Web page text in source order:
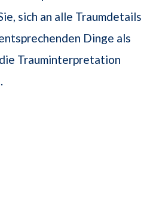
sich an alle Traumdetails
Dinge als
Trauminterpretation